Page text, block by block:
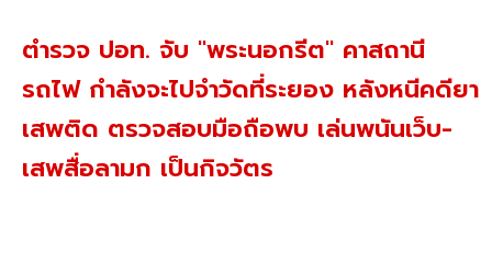
ตำรวจ ปอท. จับ "พระนอกรีต" คาสถานี
รถไฟ กำลังจะไปจำวัดที่ระยอง หลังหนีคดียา
เสพติด ตรวจสอบมือถือพบ เล่นพนันเว็บ-
เสพสื่อลามก เป็นกิจวัตร